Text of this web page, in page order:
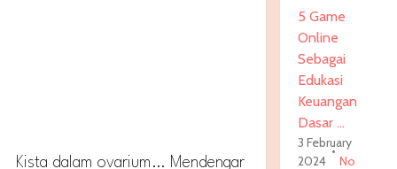
Kista dalam ovarium… Mendengar
5 Game
Online
Sebagai
Edukasi
Keuangan
Dasar …
3 February
2024
No